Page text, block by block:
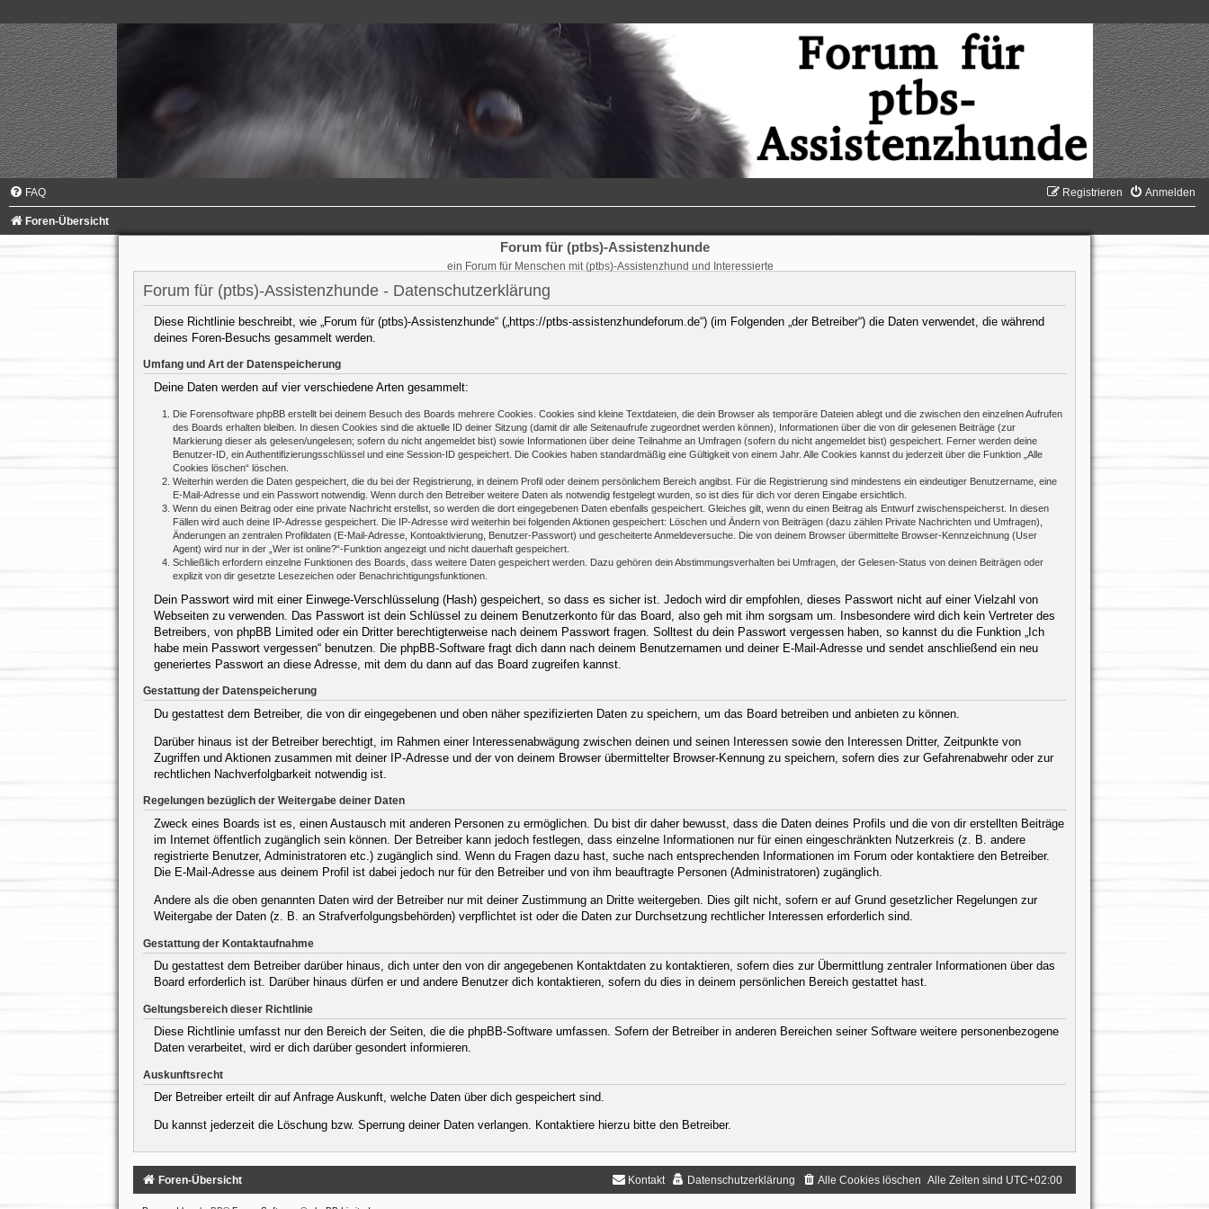
FAQ Anmelden
Registrieren
Foren-Übersicht
Forum für (ptbs)-Assistenzhunde
ein Forum für Menschen mit (ptbs)-Assistenzhund und Interessierte
Forum für (ptbs)-Assistenzhunde - Datenschutzerklärung
Diese Richtlinie beschreibt, wie „Forum für (ptbs)-Assistenzhunde“ („https://ptbs-assistenzhundeforum.de“) (im Folgenden „der Betreiber“) die Daten verwendet, die während
deines Foren-Besuchs gesammelt werden.
Umfang und Art der Datenspeicherung
Deine Daten werden auf vier verschiedene Arten gesammelt:
Die Forensoftware phpBB erstellt bei deinem Besuch des Boards mehrere Cookies. Cookies sind kleine Textdateien, die dein Browser als temporäre Dateien ablegt und die zwischen den einzelnen Aufrufen
des Boards erhalten bleiben. In diesen Cookies sind die aktuelle ID deiner Sitzung (damit dir alle Seitenaufrufe zugeordnet werden können), Informationen über die von dir gelesenen Beiträge (zur
Markierung dieser als gelesen/ungelesen; sofern du nicht angemeldet bist) sowie Informationen über deine Teilnahme an Umfragen (sofern du nicht angemeldet bist) gespeichert. Ferner werden deine
Benutzer-ID, ein Authentifizierungsschlüssel und eine Session-ID gespeichert. Die Cookies haben standardmäßig eine Gültigkeit von einem Jahr. Alle Cookies kannst du jederzeit über die Funktion „Alle
Cookies löschen“ löschen.
Weiterhin werden die Daten gespeichert, die du bei der Registrierung, in deinem Profil oder deinem persönlichem Bereich angibst. Für die Registrierung sind mindestens ein eindeutiger Benutzername, eine
E-Mail-Adresse und ein Passwort notwendig. Wenn durch den Betreiber weitere Daten als notwendig festgelegt wurden, so ist dies für dich vor deren Eingabe ersichtlich.
Wenn du einen Beitrag oder eine private Nachricht erstellst, so werden die dort eingegebenen Daten ebenfalls gespeichert. Gleiches gilt, wenn du einen Beitrag als Entwurf zwischenspeicherst. In diesen
Fällen wird auch deine IP-Adresse gespeichert. Die IP-Adresse wird weiterhin bei folgenden Aktionen gespeichert: Löschen und Ändern von Beiträgen (dazu zählen Private Nachrichten und Umfragen),
Änderungen an zentralen Profildaten (E-Mail-Adresse, Kontoaktivierung, Benutzer-Passwort) und gescheiterte Anmeldeversuche. Die von deinem Browser übermittelte Browser-Kennzeichnung (User
Agent) wird nur in der „Wer ist online?“-Funktion angezeigt und nicht dauerhaft gespeichert.
Schließlich erfordern einzelne Funktionen des Boards, dass weitere Daten gespeichert werden. Dazu gehören dein Abstimmungsverhalten bei Umfragen, der Gelesen-Status von deinen Beiträgen oder
explizit von dir gesetzte Lesezeichen oder Benachrichtigungsfunktionen.
Dein Passwort wird mit einer Einwege-Verschlüsselung (Hash) gespeichert, so dass es sicher ist. Jedoch wird dir empfohlen, dieses Passwort nicht auf einer Vielzahl von
Webseiten zu verwenden. Das Passwort ist dein Schlüssel zu deinem Benutzerkonto für das Board, also geh mit ihm sorgsam um. Insbesondere wird dich kein Vertreter des
Betreibers, von phpBB Limited oder ein Dritter berechtigterweise nach deinem Passwort fragen. Solltest du dein Passwort vergessen haben, so kannst du die Funktion „Ich
habe mein Passwort vergessen“ benutzen. Die phpBB-Software fragt dich dann nach deinem Benutzernamen und deiner E-Mail-Adresse und sendet anschließend ein neu
generiertes Passwort an diese Adresse, mit dem du dann auf das Board zugreifen kannst.
Gestattung der Datenspeicherung
Du gestattest dem Betreiber, die von dir eingegebenen und oben näher spezifizierten Daten zu speichern, um das Board betreiben und anbieten zu können.
Darüber hinaus ist der Betreiber berechtigt, im Rahmen einer Interessenabwägung zwischen deinen und seinen Interessen sowie den Interessen Dritter, Zeitpunkte von
Zugriffen und Aktionen zusammen mit deiner IP-Adresse und der von deinem Browser übermittelter Browser-Kennung zu speichern, sofern dies zur Gefahrenabwehr oder zur
rechtlichen Nachverfolgbarkeit notwendig ist.
Regelungen bezüglich der Weitergabe deiner Daten
Zweck eines Boards ist es, einen Austausch mit anderen Personen zu ermöglichen. Du bist dir daher bewusst, dass die Daten deines Profils und die von dir erstellten Beiträge
im Internet öffentlich zugänglich sein können. Der Betreiber kann jedoch festlegen, dass einzelne Informationen nur für einen eingeschränkten Nutzerkreis (z. B. andere
registrierte Benutzer, Administratoren etc.) zugänglich sind. Wenn du Fragen dazu hast, suche nach entsprechenden Informationen im Forum oder kontaktiere den Betreiber.
Die E-Mail-Adresse aus deinem Profil ist dabei jedoch nur für den Betreiber und von ihm beauftragte Personen (Administratoren) zugänglich.
Andere als die oben genannten Daten wird der Betreiber nur mit deiner Zustimmung an Dritte weitergeben. Dies gilt nicht, sofern er auf Grund gesetzlicher Regelungen zur
Weitergabe der Daten (z. B. an Strafverfolgungsbehörden) verpflichtet ist oder die Daten zur Durchsetzung rechtlicher Interessen erforderlich sind.
Gestattung der Kontaktaufnahme
Du gestattest dem Betreiber darüber hinaus, dich unter den von dir angegebenen Kontaktdaten zu kontaktieren, sofern dies zur Übermittlung zentraler Informationen über das
Board erforderlich ist. Darüber hinaus dürfen er und andere Benutzer dich kontaktieren, sofern du dies in deinem persönlichen Bereich gestattet hast.
Geltungsbereich dieser Richtlinie
Diese Richtlinie umfasst nur den Bereich der Seiten, die die phpBB-Software umfassen. Sofern der Betreiber in anderen Bereichen seiner Software weitere personenbezogene
Daten verarbeitet, wird er dich darüber gesondert informieren.
Auskunftsrecht
Der Betreiber erteilt dir auf Anfrage Auskunft, welche Daten über dich gespeichert sind.
Du kannst jederzeit die Löschung bzw. Sperrung deiner Daten verlangen. Kontaktiere hierzu bitte den Betreiber.
Foren-Übersicht Alle Zeiten sind UTC+02:00
Alle Cookies löschen
Datenschutzerklärung
Kontakt